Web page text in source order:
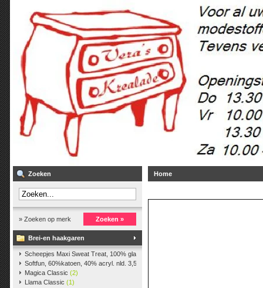
Zoeken
» Zoeken op merk Zoeken »
Brei-en haakgaren
Scheepjes Maxi Sweat Treat, 100% glanskatoen,25 gr.
Softfun, 60%katoen, 40% acryl. nld. 3,5-4. ca. 140m, 50 gr.
Magica Classic (2)
Llama Classic (1)
Home